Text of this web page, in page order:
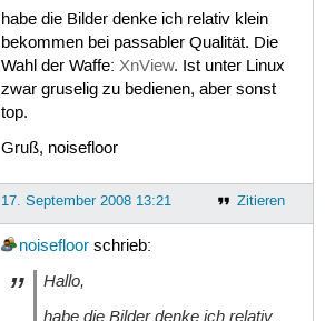
habe die Bilder denke ich relativ klein
bekommen bei passabler Qualität. Die
Wahl der Waffe: XnView. Ist unter Linux
zwar gruselig zu bedienen, aber sonst
top.
Gruß, noisefloor
Zitieren
17. September 2008 13:21
noisefloorschrieb:
Hallo,
habe die Bilder denke ich relativ